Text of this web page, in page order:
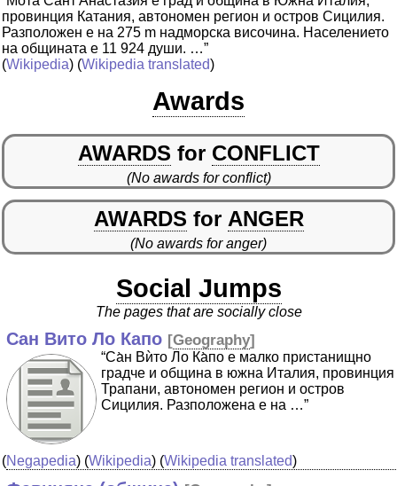
провинция Катания, автономен регион и остров Сицилия.
Разположен е на 275 m надморска височина. Населението
на общината е 11 924 души. …”
(Wikipedia) (Wikipedia translated)
Awards
AWARDS for CONFLICT
(No awards for conflict)
AWARDS for ANGER
(No awards for anger)
Social Jumps
The pages that are socially close
Сан Вито Ло Капо [Geography]
“Са̀н Вѝто Ло Ка̀по е малко пристанищно
градче и община в южна Италия, провинция
Трапани, автономен регион и остров
Сицилия. Разположена е на …”
(Negapedia) (Wikipedia) (Wikipedia translated)